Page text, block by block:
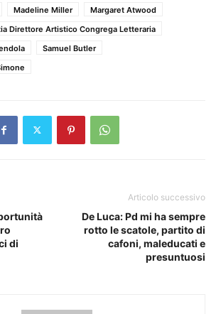
Madeline Miller
Margaret Atwood
Direttore Artistico Congrega Letteraria
Samuel Butler
di
Articolo successivo
De Luca: Pd mi ha sempre
rotto le scatole, partito di
cafoni, maleducati e
presuntuosi